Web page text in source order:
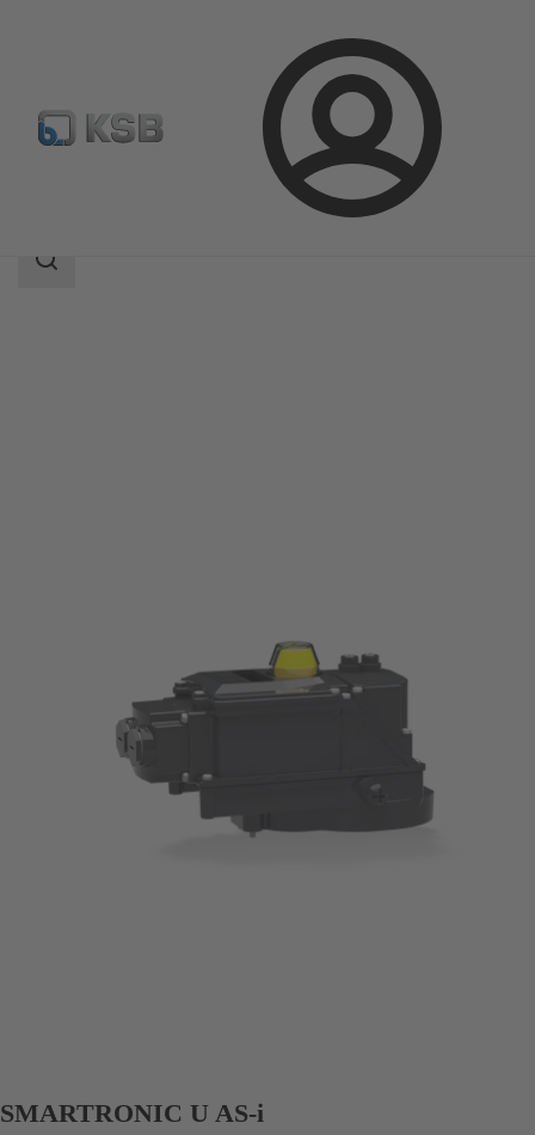
Login
SMARTRONIC U AS-i
Ambito
SMARTRONIC U AS-i